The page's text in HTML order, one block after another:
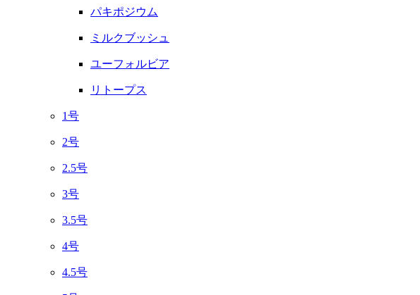
パキポジウム
ミルクブッシュ
ユーフォルビア
リトープス
1号
2号
2.5号
3号
3.5号
4号
4.5号